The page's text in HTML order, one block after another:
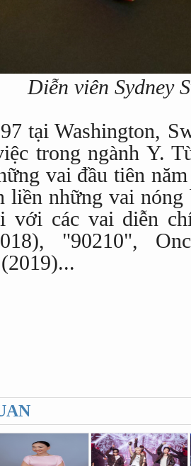
Diễn viên Sydney
tại Washington,
trong ngành Y.
vai đầu tiên
liền những vai
với các vai diễn
"90210",